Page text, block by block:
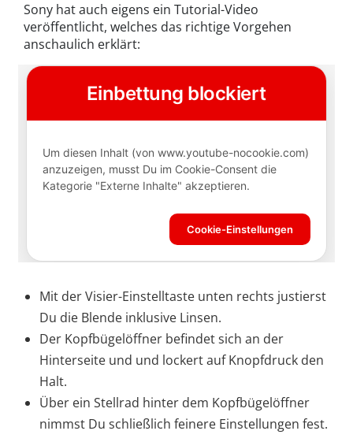
Sony hat auch eigens ein Tutorial-Video
veröffentlicht, welches das richtige Vorgehen
anschaulich erklärt:
Mit der Visier-Einstelltaste unten rechts justierst
Du die Blende inklusive Linsen.
Der Kopfbügelöffner befindet sich an der
Hinterseite und und lockert auf Knopfdruck den
Halt.
Über ein Stellrad hinter dem Kopfbügelöffner
nimmst Du schließlich feinere Einstellungen fest.